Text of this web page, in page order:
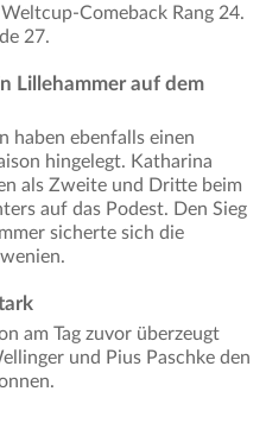
Comeback Rang 24.
27.
Lillehammer auf dem
haben ebenfalls einen
hingelegt. Katharina
als Zweite und Dritte beim
auf das Podest. Den Sieg
sicherte sich die
am Tag zuvor überzeugt
und Pius Paschke den